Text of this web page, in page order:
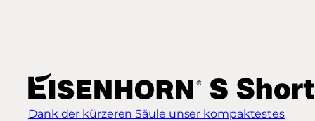
Dank der kürzeren Säule unser kompaktestes